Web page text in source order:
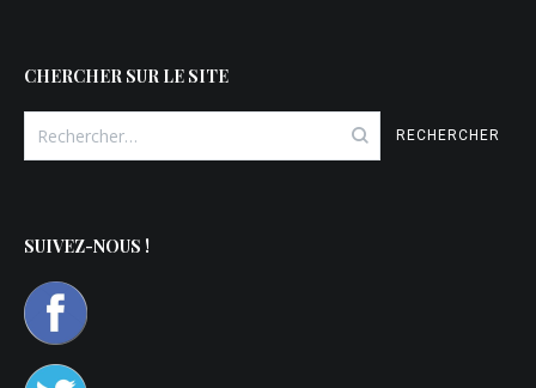
CHERCHER SUR LE SITE
Rechercher :
SUIVEZ-NOUS !